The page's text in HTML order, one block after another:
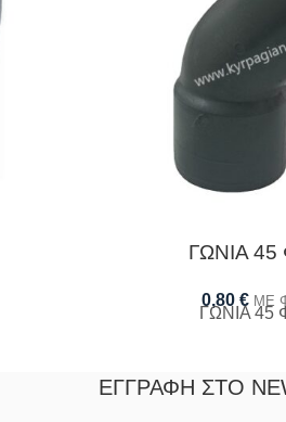
ΓΩΝΙΑ 45
0,80 € ΜΕ
ΓΩΝΙΑ 45
ΕΓΓΡΑΦΉ ΣΤΟ